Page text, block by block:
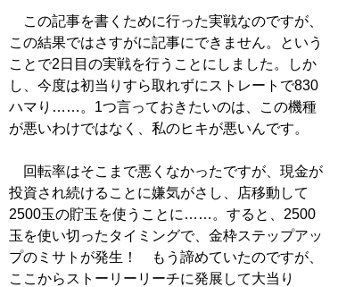
この記事を書くために行った実戦なのですが、
この結果ではさすがに記事にできません。という
ことで2日目の実戦を行うことにしました。しか
し、今度は初当りすら取れずにストレートで830
ハマり……。1つ言っておきたいのは、この機種
が悪いわけではなく、私のヒキが悪いんです。
回転率はそこまで悪くなかったですが、現金が
投資され続けることに嫌気がさし、店移動して
2500玉の貯玉を使うことに……。すると、2500
玉を使い切ったタイミングで、金枠ステップアッ
プのミサトが発生！ もう諦めていたのですが、
ここからストーリーリーチに発展して大当り